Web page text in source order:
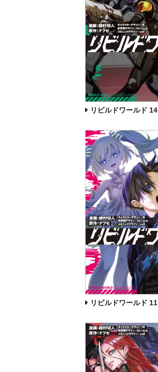
リビルドワールド 14
リビルドワールド 11